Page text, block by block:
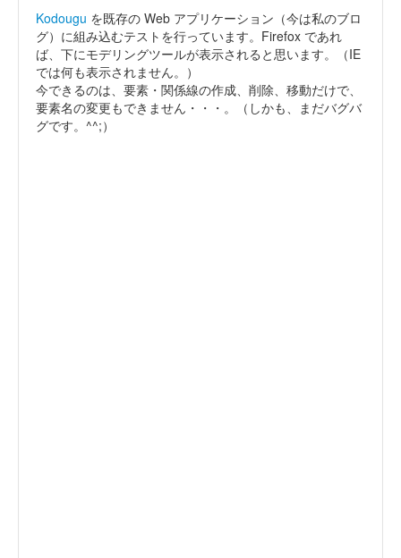
Kodougu を既存の Web アプリケーション（今は私のブロ
グ）に組み込むテストを行っています。Firefox であれ
ば、下にモデリングツールが表示されると思います。（IE
では何も表示されません。）
今できるのは、要素・関係線の作成、削除、移動だけで、
要素名の変更もできません・・・。（しかも、まだバグバ
グです。^^;）